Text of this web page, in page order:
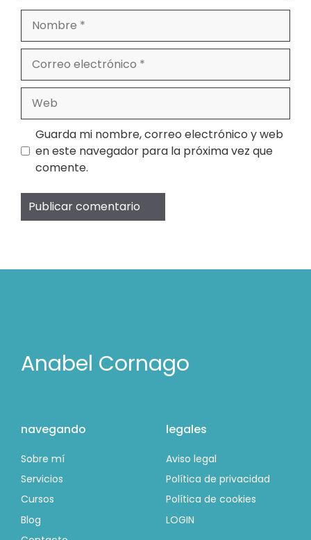
electrónico
Guarda mi nombre, correo electrónico y web
en este navegador para la próxima vez que
comente.
Anabel Cornago
navegando
Sobre mí
Servicios
Cursos
Blog
legales
Aviso legal
Política de privacidad
Política de cookies
LOGIN